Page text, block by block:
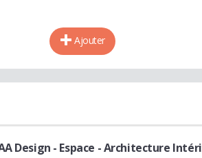
Ajouter
Design - Espace - Architecture